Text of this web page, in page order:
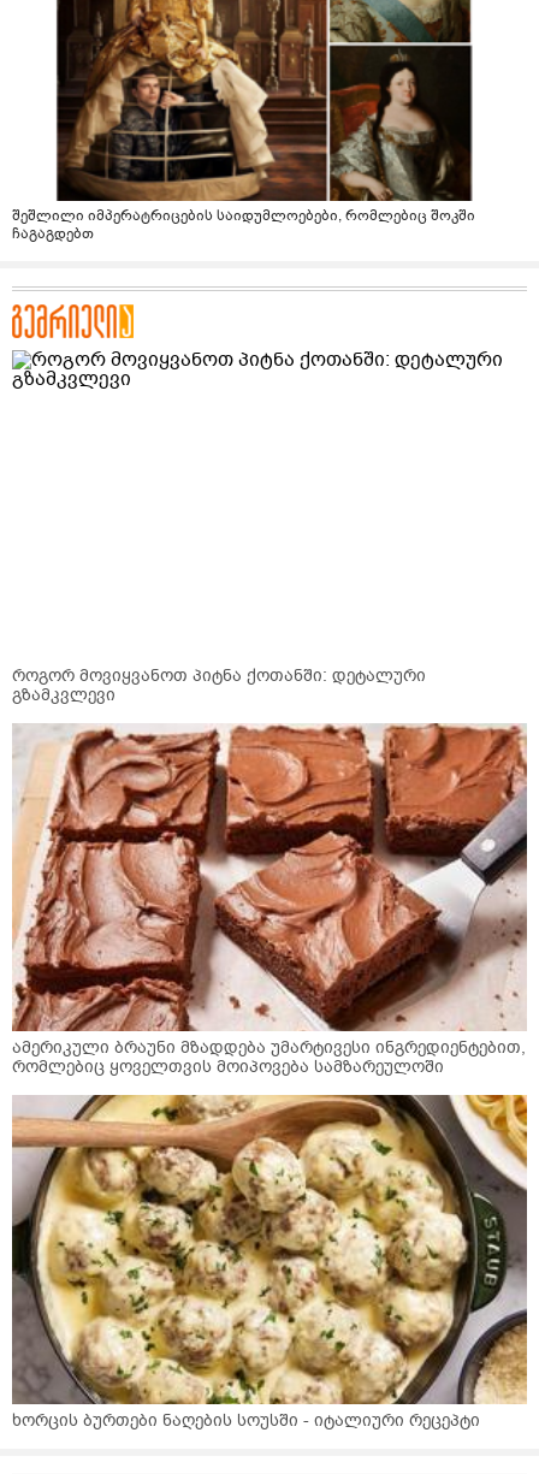
შეშლილი იმპერატრიცების საიდუმლოებები, რომლებიც შოკში
ჩაგაგდებთ
როგორ მოვიყვანოთ პიტნა ქოთანში: დეტალური
გზამკვლევი
ამერიკული ბრაუნი მზადდება უმარტივესი ინგრედიენტებით,
რომლებიც ყოველთვის მოიპოვება სამზარეულოში
ხორცის ბურთები ნაღების სოუსში - იტალიური რეცეპტი